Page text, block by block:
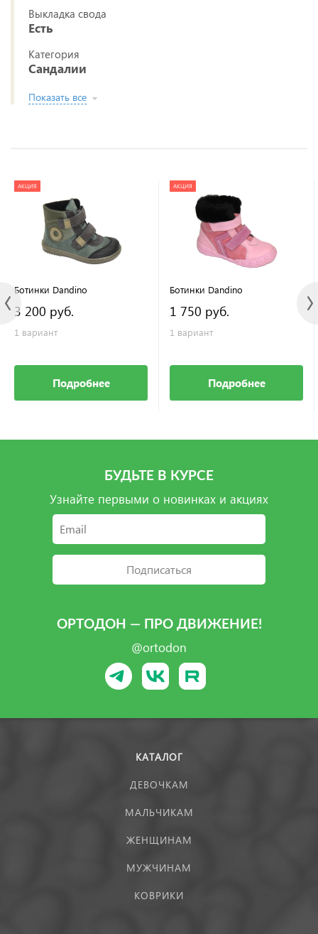
Выкладка свода
Есть
Категория
Сандалии
Показать все
АКЦИЯ
Ботинки Dandino
3 200 руб.
1 вариант
Подробнее
АКЦИЯ
Ботинки Dandino
1 750 руб.
1 вариант
Подробнее
БУДЬТЕ В КУРСЕ
Узнайте первыми о новинках и акциях
Подписаться
ОРТОДОН — ПРО ДВИЖЕНИЕ!
@ortodon
КАТАЛОГ
ДЕВОЧКАМ
МАЛЬЧИКАМ
ЖЕНЩИНАМ
МУЖЧИНАМ
КОВРИКИ